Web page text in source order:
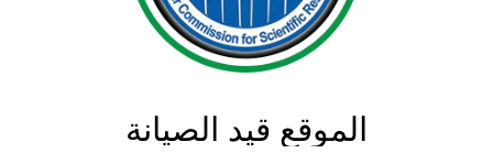
الموقع قيد الصيانة